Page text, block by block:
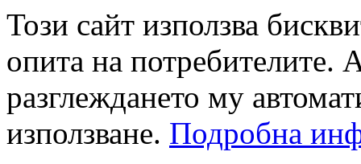
Този сайт използва
опита на потребителите.
разглеждането му
използване. Подробна